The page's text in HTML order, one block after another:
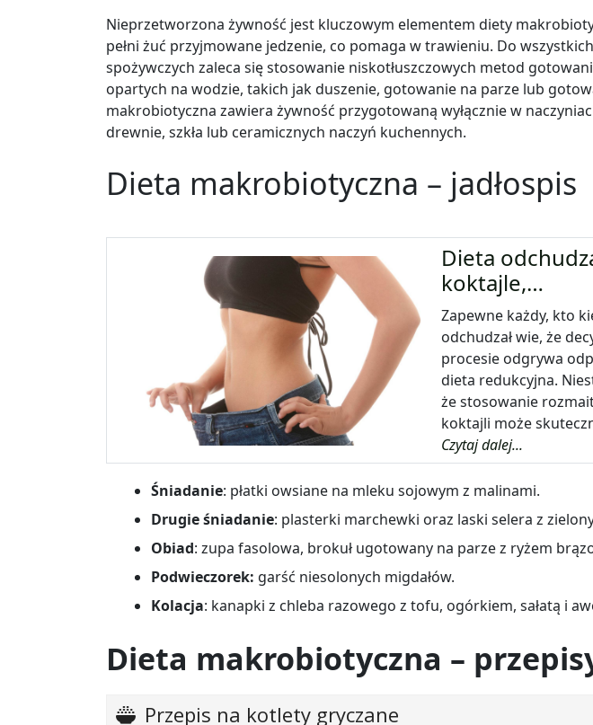
Nieprzetworzona żywność jest kluczowym elementem diety
pełni żuć przyjmowane jedzenie, co pomaga w trawieniu. Do
spożywczych zaleca się stosowanie niskotłuszczowych metod
opartych na wodzie, takich jak duszenie, gotowanie na parze lub
makrobiotyczna zawiera żywność przygotowaną wyłącznie w
drewnie, szkła lub ceramicznych naczyń kuchennych.
Dieta makrobiotyczna – jadłospis
Dieta
koktajle,…
Zapewne każdy, kto
odchudzał wie, że
procesie odgrywa
dieta redukcyjna.
że stosowanie
koktajli może
Czytaj dalej...
Śniadanie: płatki owsiane na mleku sojowym z malinami.
Drugie śniadanie: plasterki marchewki oraz laski selera z
Obiad: zupa fasolowa, brokuł ugotowany na parze z ryżem
Podwieczorek: garść niesolonych migdałów.
Kolacja: kanapki z chleba razowego z tofu, ogórkiem, sałatą i
Dieta makrobiotyczna –
Przepis na kotlety gryczane